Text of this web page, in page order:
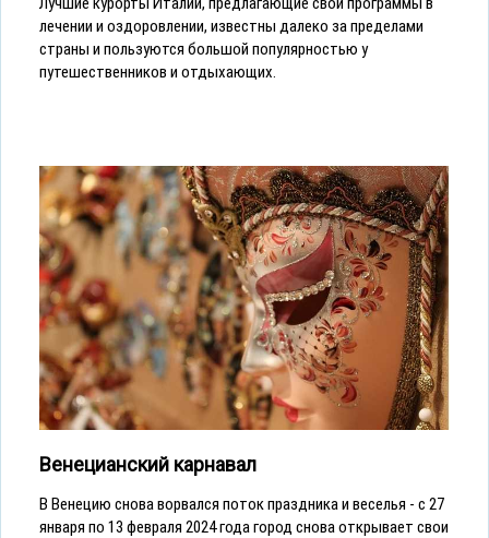
лечении и оздоровлении, известны далеко за пределами
страны и пользуются большой популярностью у
путешественников и отдыхающих.
Венецианский карнавал
В Венецию снова ворвался поток праздника и веселья - с 27
января по 13 февраля 2024 года город снова открывает свои